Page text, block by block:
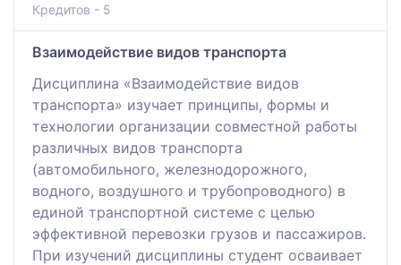
Кредитов - 5
Взаимодействие видов транспорта
Дисциплина «Взаимодействие видов
транспорта» изучает принципы, формы и
технологии организации совместной работы
различных видов транспорта
(автомобильного, железнодорожного,
водного, воздушного и трубопроводного) в
единой транспортной системе с целью
эффективной перевозки грузов и пассажиров.
При изучений дисциплины студент осваивает